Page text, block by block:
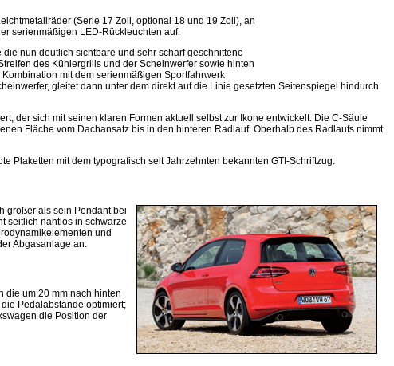
(Serie 17 Zoll, optional 18 und 19 Zoll), an
serienmäßigen LED-Rückleuchten auf.
nun deutlich sichtbare und sehr scharf geschnittene
des Kühlergrills und der Scheinwerfer sowie hinten
mit dem serienmäßigen Sportfahrwerk
gleitet dann unter dem direkt auf die Linie gesetzten Seitenspiegel hindurch
der sich mit seinen klaren Formen aktuell selbst zur Ikone entwickelt. Die C-Säule
Fläche vom Dachansatz bis in den hinteren Radlauf. Oberhalb des Radlaufs nimmt
Plaketten mit dem typografisch seit Jahrzehnten bekannten GTI-Schriftzug.
größer als sein Pendant bei
seitlich nahtlos in schwarze
und
Abgasanlage an.
die um 20 mm nach hinten
Pedalabstände optimiert;
die Position der